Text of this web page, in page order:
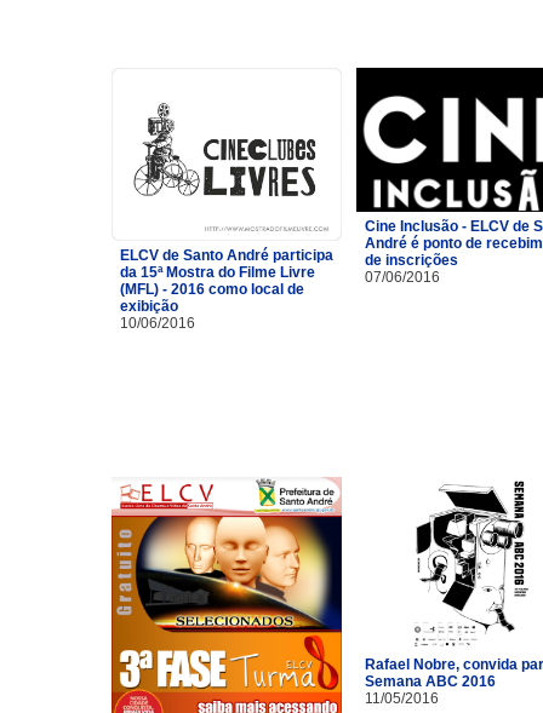
ELCV de Santo André participa
da 15ª Mostra do Filme Livre
(MFL) - 2016 como local de
exibição
10/06/2016
Cine Inclusão - ELCV de
André é ponto de
de inscrições
07/06/2016
Rafael Nobre, convida
Semana ABC 2016
11/05/2016